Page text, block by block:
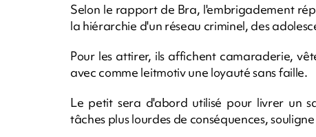
Selon le rapport de Bra, l'embrigadement
la hiérarchie d'un réseau criminel, des
Pour les attirer, ils affichent camaraderie,
avec comme leitmotiv une loyauté sans faille.
Le petit sera d'abord utilisé pour livrer un
tâches plus lourdes de conséquences,